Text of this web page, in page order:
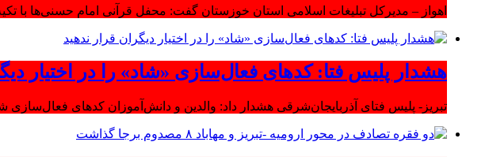
اهواز – مدیرکل تبلیغات اسلامی استان خوزستان گفت: محفل قرآنی امام حسنی‌ها با
هشدار پلیس فتا: کدهای فعال‌سازی «شاد» را در اختیار
تبریز- پلیس فتای آذربایجان‌شرقی هشدار داد: والدین و دانش‌آموزان کدهای فعال‌سازی